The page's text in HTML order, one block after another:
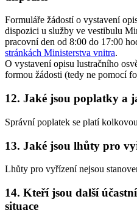
Formuláře žádostí o vystavení
dispozici u služby ve vestibulu
pracovní den od 8:00 do 17:00
stránkách Ministerstva vnitra.
O vystavení opisu lustračního
formou žádosti (tedy ne pomocí
12. Jaké jsou poplatky a
Správní poplatek se platí
13. Jaké jsou lhůty pro
Lhůty pro vyřízení nejsou
14. Kteří jsou další
situace